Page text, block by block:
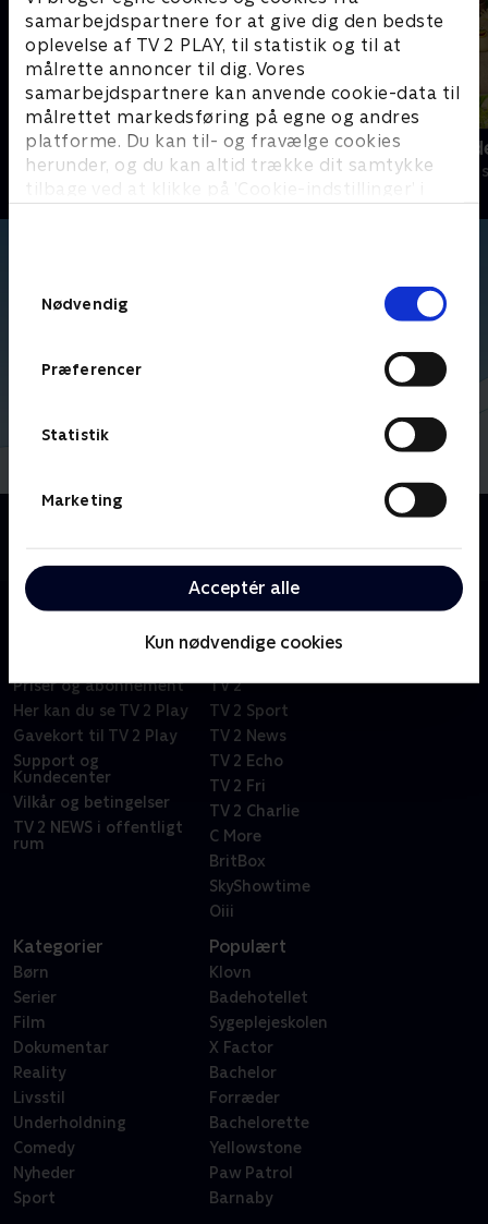
samarbejdspartnere for at give dig den bedste
oplevelse af TV 2 PLAY, til statistik og til at
målrette annoncer til dig. Vores
samarbejdspartnere kan anvende cookie-data til
målrettet markedsføring på egne og andres
platforme. Du kan til- og fravælge cookies
herunder, og du kan altid trække dit samtykke
tilbage ved at klikke på ’Cookie-indstillinger’ i
Nødvendig
Præferencer
Statistik
Marketing
Acceptér alle
Kun nødvendige cookies
Hunden Ib
Børneserier • 1 sæsoner
Jungle
Børneserier • 2
Priser og abonnement
Her kan du se TV 2 Play
Gavekort til TV 2 Play
Support og
Kundecenter
Vilkår og betingelser
TV 2 NEWS i offentligt
rum
TV 2
TV 2 Sport
TV 2 News
TV 2 Echo
TV 2 Fri
TV 2 Charlie
C More
BritBox
SkyShowtime
Oiii
Kategorier
Børn
Serier
Film
Dokumentar
Reality
Livsstil
Underholdning
Comedy
Nyheder
Sport
Populært
Klovn
Badehotellet
Sygeplejeskolen
X Factor
Bachelor
Forræder
Bachelorette
Yellowstone
Paw Patrol
Barnaby